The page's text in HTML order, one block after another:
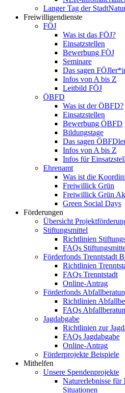
Langer Tag der
Freiwilligendienste
FÖJ
Was ist das FÖJ?
Einsatzstellen
Bewerbung FÖJ
Seminare
Das sagen
Infos von A bis Z
Leitbild FÖJ
ÖBFD
Was ist der ÖBFD?
Einsatzstellen
Bewerbung ÖBFD
Bildungstage
Das sagen
Infos von A bis Z
Infos für
Ehrenamt
Was ist die
Freiwillick Grün
Freiwillick Grün
Green Social Days
Förderungen
Übersicht
Stiftungsmittel
Richtlinien
FAQs
Förderfonds Trenntstadt
Richtlinien
FAQs Trenntstadt
Online-Antrag
Förderfonds
Richtlinien
FAQs
Jagdabgabe
Richtlinien zur
FAQs Jagdabgabe
Online-Antrag
Förderprojekte Beispiele
Mithelfen
Unsere Spendenprojekte
Naturerlebnisse für
Situationen